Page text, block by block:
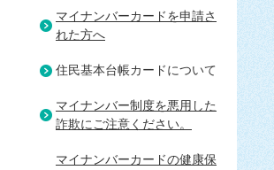
マイナンバーカードを申請さ
れた方へ
住民基本台帳カードについて
マイナンバー制度を悪用した
詐欺にご注意ください。
マイナンバーカードの健康保